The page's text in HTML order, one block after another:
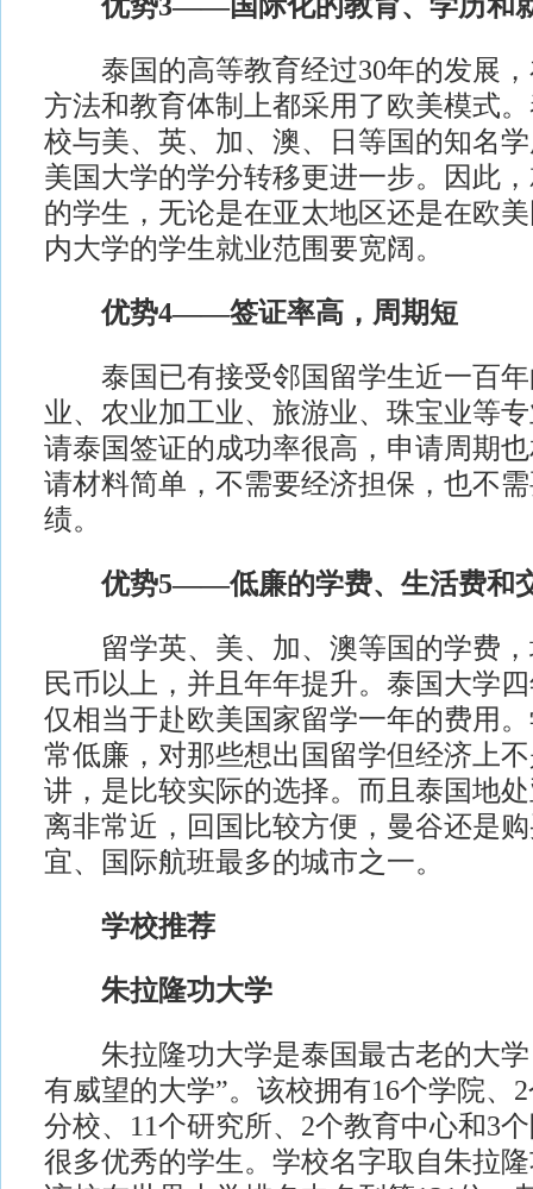
泰国的高等教育经过30年的发展，
方法和教育体制上都采用了欧美模式
校与美、英、加、澳、日等国的知名
美国大学的学分转移更进一步。因此
的学生，无论是在亚太地区还是在欧
内大学的学生就业范围要宽阔。
优势4——签证率高，周期短
泰国已有接受邻国留学生近一百年
业、农业加工业、旅游业、珠宝业等
请泰国签证的成功率很高，申请周期
请材料简单，不需要经济担保，也不
绩。
优势5——低廉的学费、生活费和
留学英、美、加、澳等国的学费，
民币以上，并且年年提升。泰国大学
仅相当于赴欧美国家留学一年的费用
常低廉，对那些想出国留学但经济上
讲，是比较实际的选择。而且泰国地
离非常近，回国比较方便，曼谷还是
宜、国际航班最多的城市之一。
学校推荐
朱拉隆功大学
朱拉隆功大学是泰国最古老的大学
有威望的大学”。该校拥有16个学院、
分校、11个研究所、2个教育中心和3
很多优秀的学生。学校名字取自朱拉